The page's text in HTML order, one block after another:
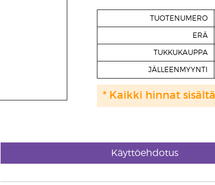
TUOTENUMERO
ERÄ
TUKKUKAUPPA
JÄLLEENMYYNTI
* Kaikki hinnat
Käyttöehdotus